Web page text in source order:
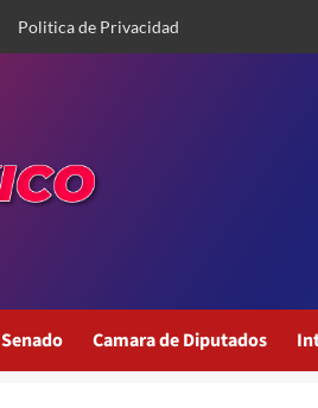
Politica de Privacidad
Senado Camara de Diputados